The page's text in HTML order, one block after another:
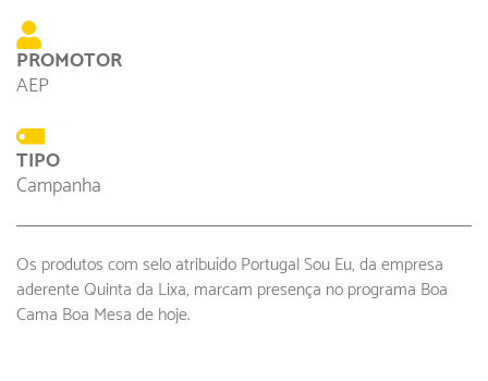
PROMOTOR
AEP
TIPO
Campanha
Os produtos com selo atribuído Portugal Sou Eu, da empresa
aderente Quinta da Lixa, marcam presença no programa Boa
Cama Boa Mesa de hoje.